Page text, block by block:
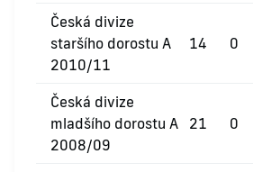
Česká divize
staršího dorostu A
2010/11
14 0
Česká divize
mladšího dorostu A
2008/09
21 0